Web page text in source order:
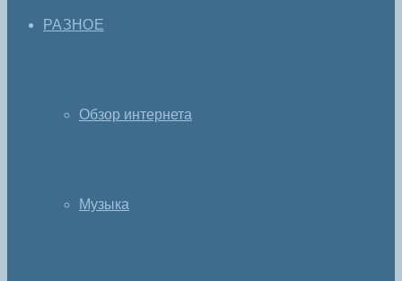
РАЗНОЕ
Обзор интернета
Музыка